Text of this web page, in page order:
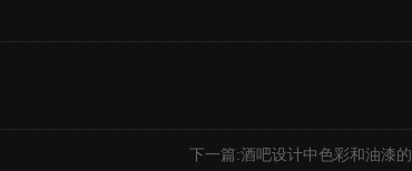
下一篇:酒吧设计中色彩和油漆